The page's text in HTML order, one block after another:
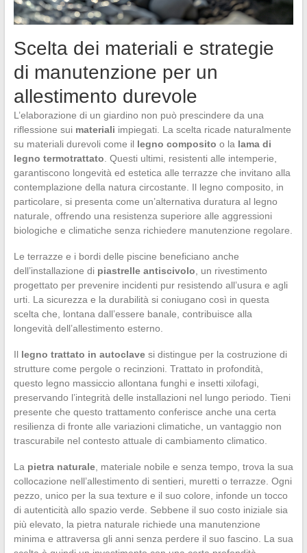
Scelta dei materiali e strategie
di manutenzione per un
allestimento durevole
L’elaborazione di un giardino non può prescindere da una
riflessione sui materiali impiegati. La scelta ricade naturalmente
su materiali durevoli come il legno composito o la lama di
legno termotrattato . Questi ultimi, resistenti alle intemperie,
garantiscono longevità ed estetica alle terrazze che invitano alla
contemplazione della natura circostante. Il legno composito, in
particolare, si presenta come un’alternativa duratura al legno
naturale, offrendo una resistenza superiore alle aggressioni
biologiche e climatiche senza richiedere manutenzione regolare.
Le terrazze e i bordi delle piscine beneficiano anche
dell’installazione di piastrelle antiscivolo , un rivestimento
progettato per prevenire incidenti pur resistendo all’usura e agli
urti. La sicurezza e la durabilità si coniugano così in questa
scelta che, lontana dall’essere banale, contribuisce alla
longevità dell’allestimento esterno.
Il legno trattato in autoclavesi distingue per la costruzione di
strutture come pergole o recinzioni. Trattato in profondità,
questo legno massiccio allontana funghi e insetti xilofagi,
preservando l’integrità delle installazioni nel lungo periodo. Tieni
presente che questo trattamento conferisce anche una certa
resilienza di fronte alle variazioni climatiche, un vantaggio non
trascurabile nel contesto attuale di cambiamento climatico.
La pietra naturale, materiale nobile e senza tempo, trova la sua
collocazione nell’allestimento di sentieri, muretti o terrazze. Ogni
pezzo, unico per la sua texture e il suo colore, infonde un tocco
di autenticità allo spazio verde. Sebbene il suo costo iniziale sia
più elevato, la pietra naturale richiede una manutenzione
minima e attraversa gli anni senza perdere il suo fascino. La sua